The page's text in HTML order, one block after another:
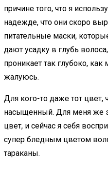
причине того, что я
надежде, что они скоро
питательные маски,
дают усадку в глубь
проникает так глубоко,
жалуюсь.
Для кого-то даже тот цвет,
насыщенный. Для меня же
цвет, и сейчас я себя
супер бледным цветом
тараканы.